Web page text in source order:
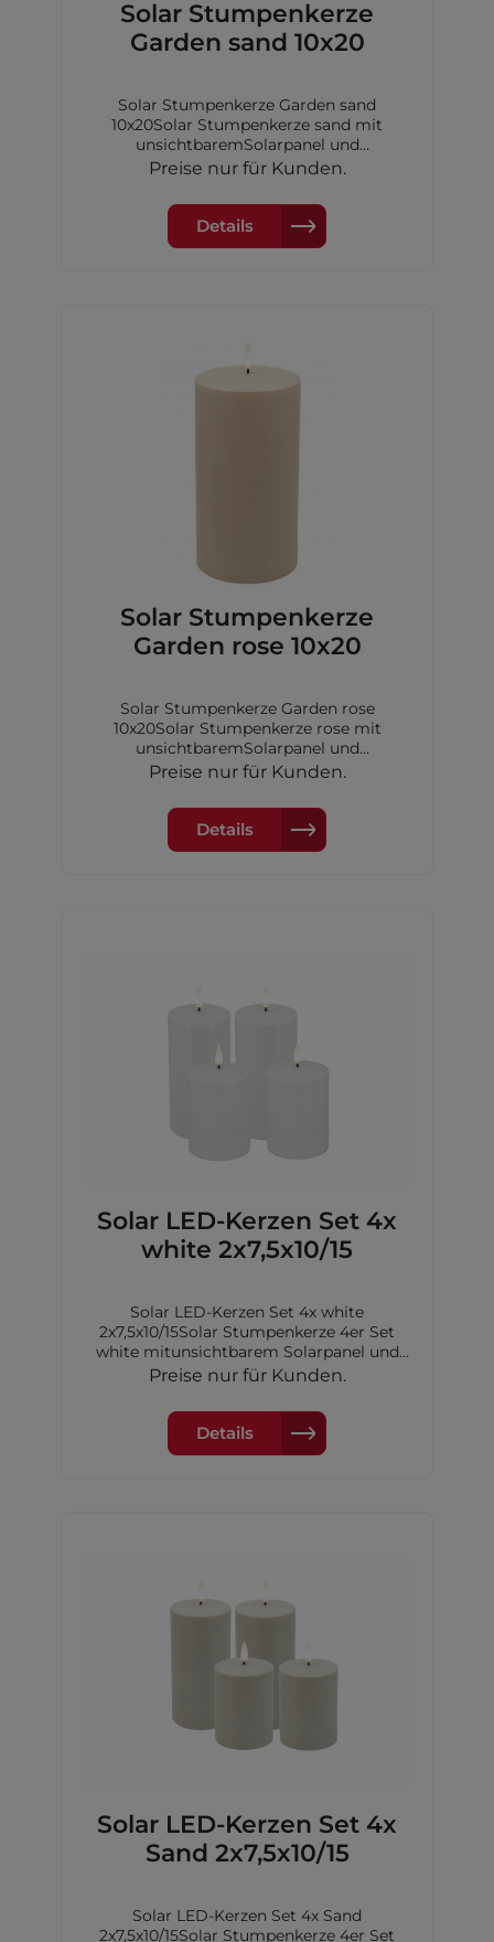
Solar Stumpenkerze
Garden sand 10x20
Solar Stumpenkerze Garden sand
10x20Solar Stumpenkerze sand mit
unsichtbaremSolarpanel und
Dimmerungssensor, 10x20 cm,inkl. 1xAA
Preise nur für Kunden.
Details
Solar Stumpenkerze
Garden rose 10x20
Solar Stumpenkerze Garden rose
10x20Solar Stumpenkerze rose mit
unsichtbaremSolarpanel und
Dimmerungssensor, 10x20 cm,inkl. 1xAA
Preise nur für Kunden.
Details
Solar LED-Kerzen Set 4x
white 2x7,5x10/15
Solar LED-Kerzen Set 4x white
2x7,5x10/15Solar Stumpenkerze 4er Set
white mitunsichtbarem Solarpanel und
Dimmerungssensor,Kerzengrößen: 2x
Akku Ni-MH 600 mAh
Preise nur für Kunden.
Details
Solar LED-Kerzen Set 4x
Sand 2x7,5x10/15
Solar LED-Kerzen Set 4x Sand
2x7,5x10/15Solar Stumpenkerze 4er Set